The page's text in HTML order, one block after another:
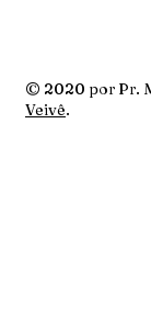
© 2020 por Pr.
Veivê.